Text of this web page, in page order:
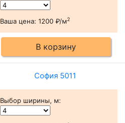
Ваша цена: 1200 ₽/м2
В корзину
София 5011
Выбор ширины, м: